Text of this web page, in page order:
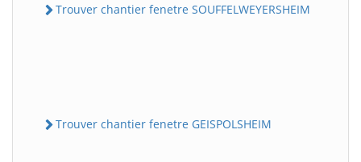
Trouver chantier fenetre SOUFFELWEYERSHEIM
Trouver chantier fenetre GEISPOLSHEIM